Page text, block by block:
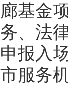
廊基金
务、法
申报入
市服务